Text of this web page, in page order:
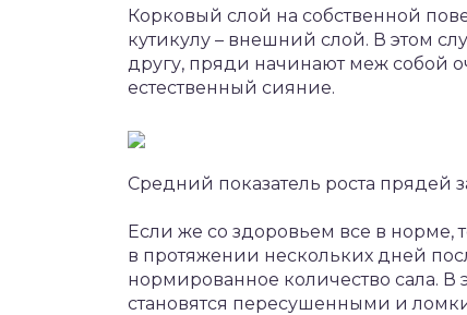
Корковый слой на собственной
кутикулу – внешний слой. В этом
другу, пряди начинают меж собой
естественный сияние.
Средний показатель роста прядей
Если же со здоровьем все в
в протяжении нескольких дней
нормированное количество сала. В
становятся пересушенными и